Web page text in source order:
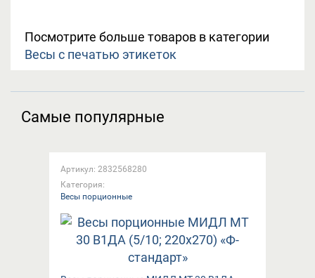
Посмотрите больше товаров в категории
Весы с печатью этикеток
Самые популярные
Артикул: 2832568280
Категория:
Весы порционные